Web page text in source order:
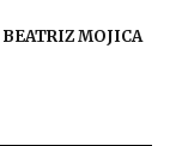
MOJICA